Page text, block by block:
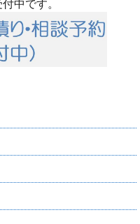
中です。